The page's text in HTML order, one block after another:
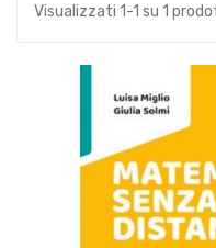
Visualizzati 1-1 su 1